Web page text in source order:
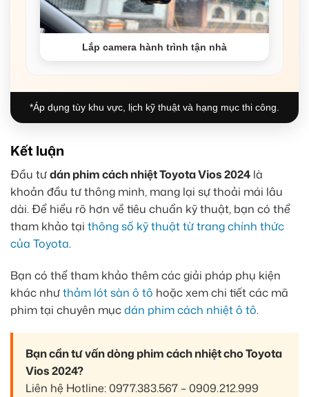
Lắp camera hành trình tận nhà
*Áp dụng tùy khu vực, lịch kỹ thuật và hạng mục thi công.
Kết luận
Đầu tưdán phim cách nhiệt Toyota Vios 2024 là
khoản đầu tư thông minh, mang lại sự thoải mái lâu
dài. Để hiểu rõ hơn về tiêu chuẩn kỹ thuật, bạn có thể
tham khảo tại thông số kỹ thuật từ trang chính thức
của Toyota.
Bạn có thể tham khảo thêm các giải pháp phụ kiện
khác nhưthảm lót sàn ô tô hoặc xem chi tiết các mã
phim tại chuyên mụcdán phim cách nhiệt ô tô.
Bạn cần tư vấn dòng phim cách nhiệt cho Toyota
Vios 2024?
Liên hệ Hotline: 0977.383.567 – 0909.212.999